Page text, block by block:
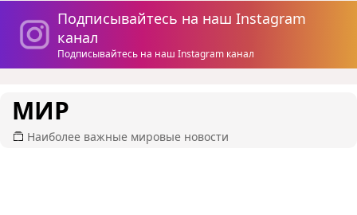
Подписывайтесь на наш Instagram
канал
Подписывайтесь на наш Instagram канал
МИР
Наиболее важные мировые новости